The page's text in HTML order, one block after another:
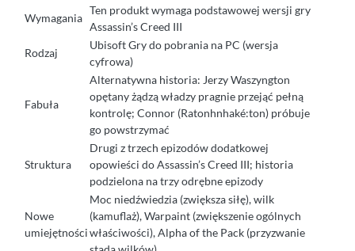
Wymagania
Ten produkt wymaga podstawowej wersji gry
Assassin’s Creed III
Rodzaj
Ubisoft Gry do pobrania na PC (wersja
cyfrowa)
Fabuła
Alternatywna historia: Jerzy Waszyngton
opętany żądzą władzy pragnie przejąć pełną
kontrolę; Connor (Ratonhnhaké:ton) próbuje
go powstrzymać
Struktura
Drugi z trzech epizodów dodatkowej
opowieści do Assassin’s Creed III; historia
podzielona na trzy odrębne epizody
Nowe
umiejętności
Moc niedźwiedzia (zwiększa siłę), wilk
(kamuflaż), Warpaint (zwiększenie ogólnych
właściwości), Alpha of the Pack (przyzwanie